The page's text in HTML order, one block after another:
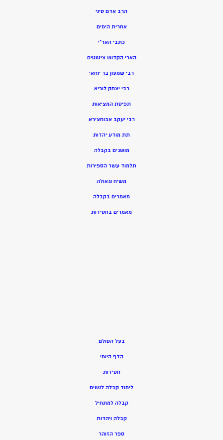
הרב אדם סיני
אחרית הימים
כתבי האר”י
הארי הקדוש ציטוטים
רבי שמעון בר יוחאי
רבי יצחק לוריא
תפיסת המציאות
רבי יעקב אבוחצירא
תת מודע יהדות
מושגים בקבלה
תלמוד עשר הספירות
משיח וגאולה
מאמרים בקבלה
מאמרים בחסידות
בעל הסולם
הדף היומי
חסידות
לימוד קבלה לנשים
קבלה למתחיל
קבלה ויהדות
ספר הזוהר